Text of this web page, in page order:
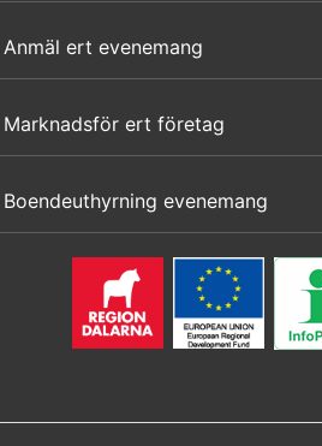
Anmäl ert evenemang
Marknadsför ert företag
Boendeuthyrning evenemang